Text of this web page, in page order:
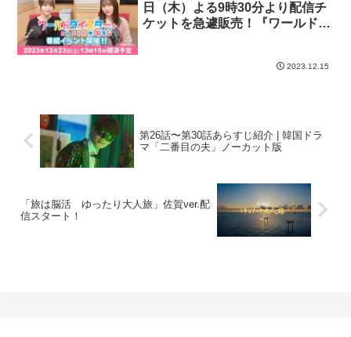
日（木）よる9時30分より配信チ
ケットを急遽販売！『ワールドダ
2023.12.15
第26話〜第30話あらすじ紹介 | 韓国ドラ
マ「二番目の夫」ノーカット版
「旅は脳活 ゆったり大人旅」佐賀ver.配
信スタート！